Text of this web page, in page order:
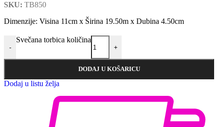
SKU: TB850
Dimenzije: Visina 11cm x Širina 19.50m x Dubina 4.50cm
-
Svečana torbica količina
+
DODAJ U KOŠARICU
Dodaj u listu želja